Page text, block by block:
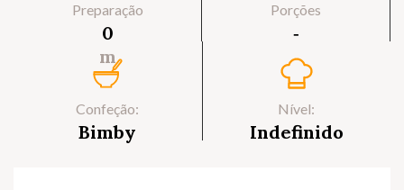
Preparação
0
m
Porções
‐
Confeção:
Bimby
Nível:
Indefinido